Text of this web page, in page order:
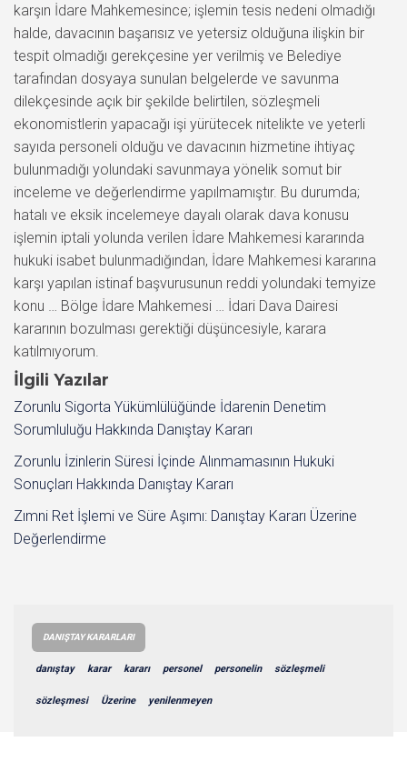
karşın İdare Mahkemesince; işlemin tesis nedeni olmadığı
halde, davacının başarısız ve yetersiz olduğuna ilişkin bir
tespit olmadığı gerekçesine yer verilmiş ve Belediye
tarafından dosyaya sunulan belgelerde ve savunma
dilekçesinde açık bir şekilde belirtilen, sözleşmeli
ekonomistlerin yapacağı işi yürütecek nitelikte ve yeterli
sayıda personeli olduğu ve davacının hizmetine ihtiyaç
bulunmadığı yolundaki savunmaya yönelik somut bir
inceleme ve değerlendirme yapılmamıştır. Bu durumda;
hatalı ve eksik incelemeye dayalı olarak dava konusu
işlemin iptali yolunda verilen İdare Mahkemesi kararında
hukuki isabet bulunmadığından, İdare Mahkemesi kararına
karşı yapılan istinaf başvurusunun reddi yolundaki temyize
konu … Bölge İdare Mahkemesi … İdari Dava Dairesi
kararının bozulması gerektiği düşüncesiyle, karara
katılmıyorum.
İlgili Yazılar
Zorunlu Sigorta Yükümlülüğünde İdarenin Denetim
Sorumluluğu Hakkında Danıştay Kararı
Zorunlu İzinlerin Süresi İçinde Alınmamasının Hukuki
Sonuçları Hakkında Danıştay Kararı
Zımni Ret İşlemi ve Süre Aşımı: Danıştay Kararı Üzerine
Değerlendirme
DANIŞTAY KARARLARI
danıştay karar kararı personel personelin sözleşmeli
sözleşmesi Üzerine yenilenmeyen